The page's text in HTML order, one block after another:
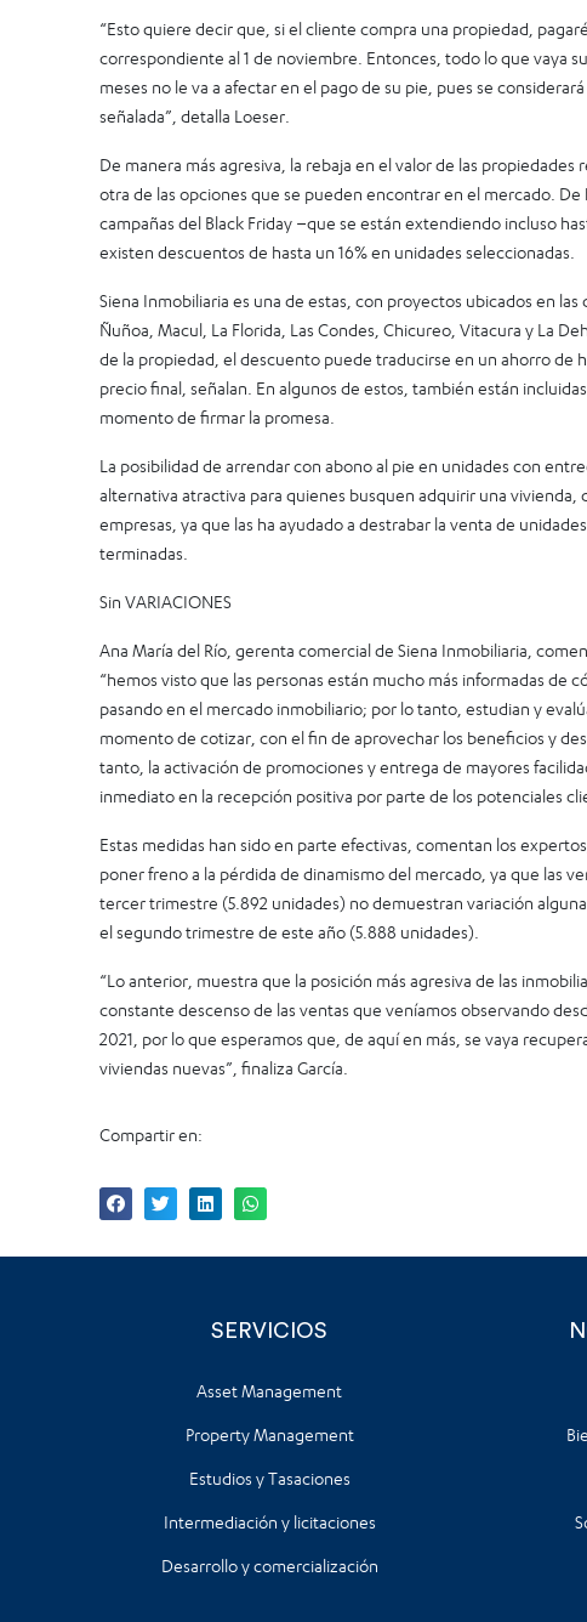
“Esto quiere decir que, si el cliente compra una propiedad,
correspondiente al 1 de noviembre. Entonces, todo lo que vaya
meses no le va a afectar en el pago de su pie, pues se
señalada”, detalla Loeser.
De manera más agresiva, la rebaja en el valor de las propiedades
otra de las opciones que se pueden encontrar en el mercado. De
campañas del Black Friday –que se están extendiendo incluso
existen descuentos de hasta un 16% en unidades seleccionadas.
Siena Inmobiliaria es una de estas, con proyectos ubicados en las
Ñuñoa, Macul, La Florida, Las Condes, Chicureo, Vitacura y La
de la propiedad, el descuento puede traducirse en un ahorro de
precio final, señalan. En algunos de estos, también están
momento de firmar la promesa.
La posibilidad de arrendar con abono al pie en unidades con
alternativa atractiva para quienes busquen adquirir una vivienda,
empresas, ya que las ha ayudado a destrabar la venta de
terminadas.
Sin VARIACIONES
Ana María del Río, gerenta comercial de Siena Inmobiliaria,
“hemos visto que las personas están mucho más informadas de
pasando en el mercado inmobiliario; por lo tanto, estudian y
momento de cotizar, con el fin de aprovechar los beneficios y
tanto, la activación de promociones y entrega de mayores
inmediato en la recepción positiva por parte de los potenciales
Estas medidas han sido en parte efectivas, comentan los
poner freno a la pérdida de dinamismo del mercado, ya que las
tercer trimestre (5.892 unidades) no demuestran variación
el segundo trimestre de este año (5.888 unidades).
“Lo anterior, muestra que la posición más agresiva de las
constante descenso de las ventas que veníamos observando
2021, por lo que esperamos que, de aquí en más, se vaya
viviendas nuevas”, finaliza García.
Compartir en:
SERVICIOS
Asset Management
Property Management
Estudios y Tasaciones
Intermediación y licitaciones
Desarrollo y comercialización